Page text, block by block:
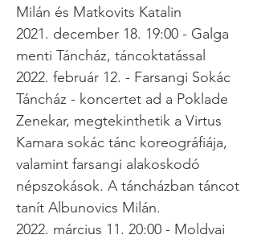
Milán és Matkovits Katalin
2021. december 18. 19:00 - Galga
menti Táncház, táncoktatással
2022. február 12. - Farsangi Sokác
Táncház - koncertet ad a Poklade
Zenekar, megtekinthetik a Virtus
Kamara sokác tánc koreográfiája,
valamint farsangi alakoskodó
népszokások. A táncházban táncot
tanít Albunovics Milán.
2022. március 11. 20:00 - Moldvai